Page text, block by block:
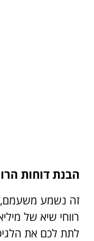
הבנת דוחות
זה נשמע משעמם,
רווחי שיא של
לתת לכם את